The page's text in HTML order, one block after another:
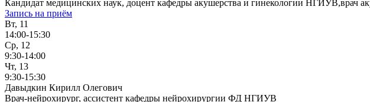
Кандидат медицинских наук, доцент кафедры акушерства и гинекологии НГИУВ,врач
Запись на приём
Вт, 11
14:00-15:30
Ср, 12
9:30-14:00
Чт, 13
9:30-15:30
Давыдкин Кирилл Олегович
Врач-нейрохирург, ассистент кафедры нейрохирургии ФД НГИУВ